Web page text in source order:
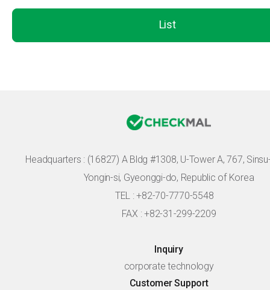
List
Headquarters : (16827) A Bldg #1308, U-Tower A, 767,
Yongin-si, Gyeonggi-do, Republic of Korea
TEL : +82-70-7770-5548
FAX : +82-31-299-2209
Inquiry
corporate technology
Customer Support